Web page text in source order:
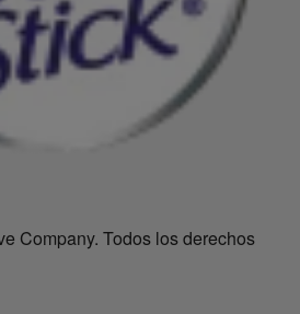
Company. Todos los derechos